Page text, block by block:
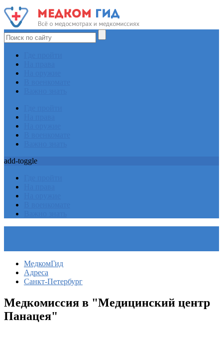
add-toggle
МедкомГид
Адреса
Санкт-Петербург
Медкомиссия в "Медицинский центр
Панацея"